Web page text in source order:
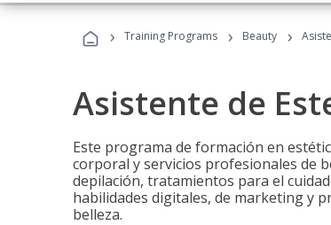
› Training Programs › Beauty ›
Asistente de
Este programa de formación en
corporal y servicios profesionales de
depilación, tratamientos para el
habilidades digitales, de marketing y
belleza.